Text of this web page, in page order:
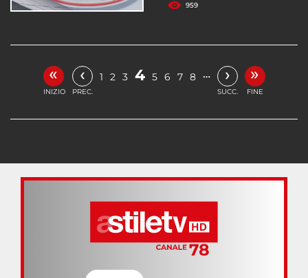
959
«
INIZIO
‹
PREC.
1 2 3 4 5 6 7 8 … ›
SUCC.
»
FINE